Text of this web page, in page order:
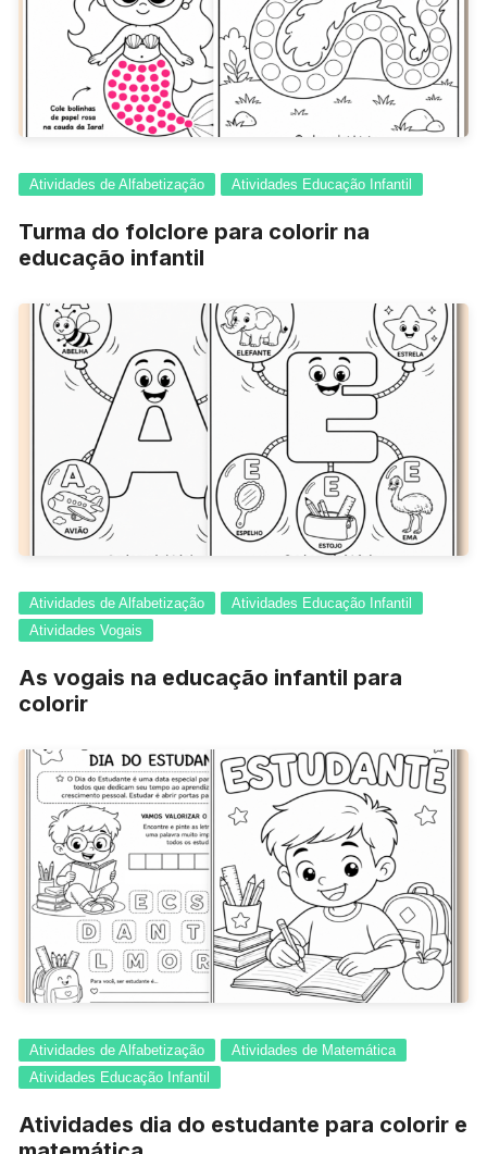
Atividades de Alfabetização Atividades Educação Infantil
Turma do folclore para colorir na
educação infantil
Atividades de Alfabetização
Atividades Educação Infantil
Atividades Vogais
As vogais na educação infantil para
colorir
Atividades de Alfabetização
Atividades de Matemática
Atividades Educação Infantil
Atividades dia do estudante para colorir e